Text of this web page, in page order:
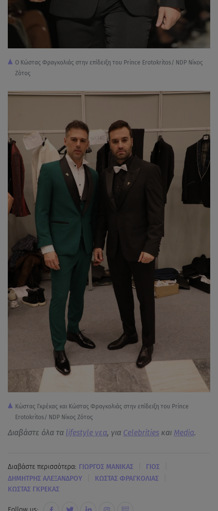
Ο Κώστας Φραγκολιάς στην επίδειξη του Prince Erotokritos/ NDP Νίκος
Ζότος
Κώστας Γκρέκας και Κώστας Φραγκολιάς στην επίδειξη του Prince
Erotokritos/ NDP Νίκος Ζότος
Διαβάστε όλα τα lifestyle νεα, για Celebrities και Media.
Διαβάστε περισσότερα: ΓΙΩΡΓΟΣ ΜΑΝΙΚΑΣ ΓΙΟΣ
ΔΗΜΗΤΡΗΣ ΑΛΕΞΑΝΔΡΟΥ ΚΩΣΤΑΣ ΦΡΑΓΚΟΛΙΑΣ
ΚΩΣΤΑΣ ΓΚΡΕΚΑΣ